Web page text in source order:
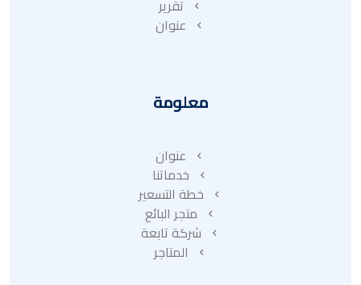
تقرير
عنوان
معلومة
عنوان
خدماتنا
خطة التسعير
متجر البائع
شركة تابعة
المتاجر